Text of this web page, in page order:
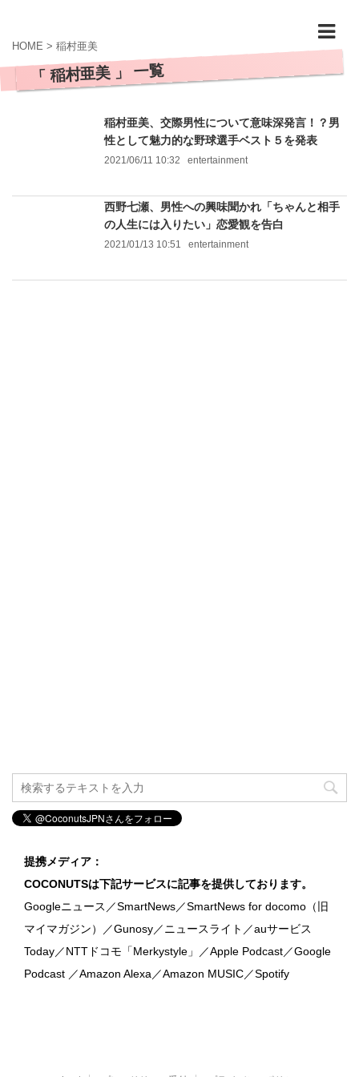
HOME > 稲村亜美
「 稲村亜美 」 一覧
稲村亜美、交際男性について意味深発言！？男
性として魅力的な野球選手ベスト５を発表
2021/06/11 10:32 entertainment
西野七瀬、男性への興味聞かれ「ちゃんと相手
の人生には入りたい」恋愛観を告白
2021/01/13 10:51 entertainment
提携メディア：
COCONUTSは下記サービスに記事を提供しております。
Googleニュース／SmartNews／SmartNews for docomo（旧
マイマガジン）／Gunosy／ニュースライト／auサービス
Today／NTTドコモ「Merkystyle」／Apple Podcast／Google
Podcast ／Amazon Alexa／Amazon MUSIC／Spotify